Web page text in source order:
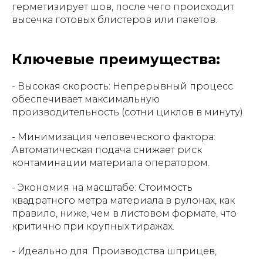
герметизирует шов, после чего происходит
высечка готовых блистеров или пакетов.
Ключевые преимущества:
- Высокая скорость: Непрерывный процесс
обеспечивает максимальную
производительность (сотни циклов в минуту).
- Минимизация человеческого фактора:
Автоматическая подача снижает риск
контаминации материала оператором.
- Экономия на масштабе: Стоимость
квадратного метра материала в рулонах, как
правило, ниже, чем в листовом формате, что
критично при крупных тиражах.
- Идеально для: Производства шприцев,